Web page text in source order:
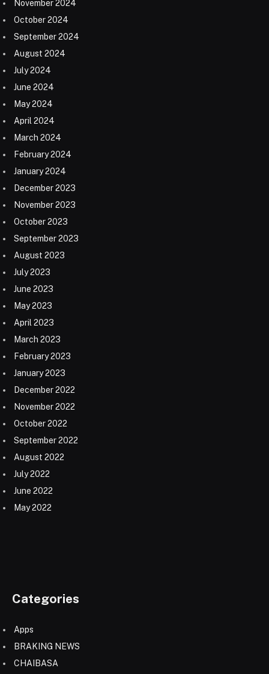
November 2024
October 2024
September 2024
August 2024
July 2024
June 2024
May 2024
April 2024
March 2024
February 2024
January 2024
December 2023
November 2023
October 2023
September 2023
August 2023
July 2023
June 2023
May 2023
April 2023
March 2023
February 2023
January 2023
December 2022
November 2022
October 2022
September 2022
August 2022
July 2022
June 2022
May 2022
Categories
Apps
BRAKING NEWS
CHAIBASA